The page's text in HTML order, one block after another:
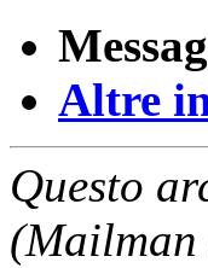
Altre
Questo